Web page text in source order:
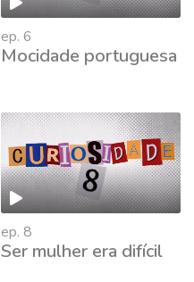
ep. 6
Mocidade portuguesa
ep. 8
Ser mulher era difícil